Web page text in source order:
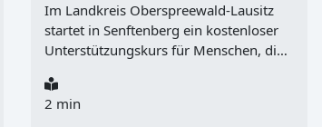
Im Landkreis Oberspreewald-Lausitz
startet in Senftenberg ein kostenloser
Unterstützungskurs für Menschen, die
Angebot des Pflegestützpunkts
Oberspreewald-Lausitz und des GPGV
2 min